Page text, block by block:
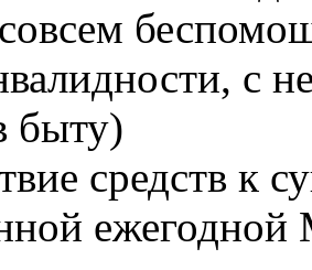
с
быту)
средств к